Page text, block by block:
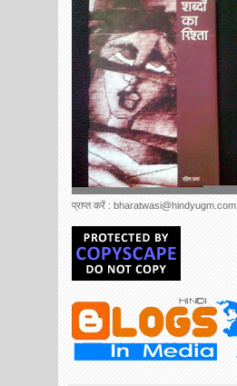
प्राप्त करें : bharatwasi@hindyugm.com